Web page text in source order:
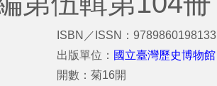
ISBN／ISSN：9789860198133
出版單位： 國立臺灣歷史博物館
開數：菊16開